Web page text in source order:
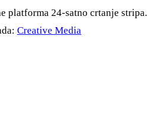
platforma 24-satno crtanje stripa.
Creative Media